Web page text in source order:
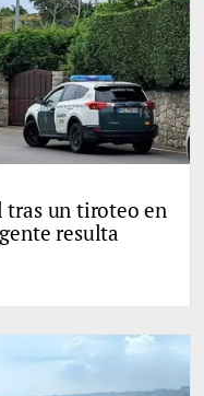
tras un tiroteo en
resulta